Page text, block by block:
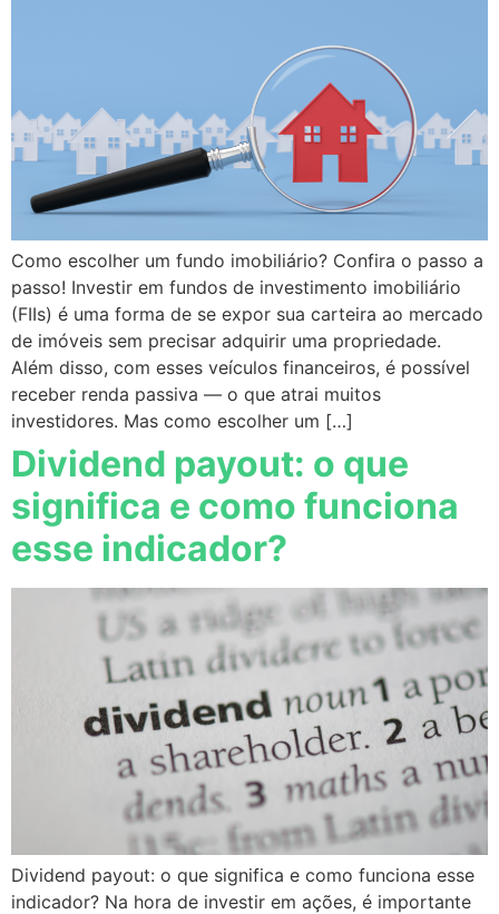
Como escolher um fundo imobiliário? Confira o passo a
passo! Investir em fundos de investimento imobiliário
(FIIs) é uma forma de se expor sua carteira ao mercado
de imóveis sem precisar adquirir uma propriedade.
Além disso, com esses veículos financeiros, é possível
receber renda passiva — o que atrai muitos
investidores. Mas como escolher um […]
Dividend payout: o que
significa e como funciona
esse indicador?
Dividend payout: o que significa e como funciona esse
indicador? Na hora de investir em ações, é importante